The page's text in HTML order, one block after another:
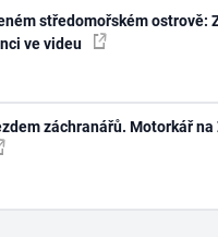
středomořském ostrově:
ve videu
záchranářů. Motorkář na